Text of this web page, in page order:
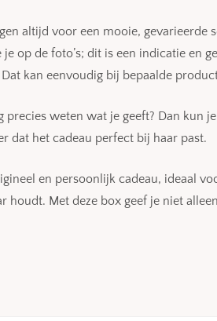
altijd voor een mooie,
op de foto’s; dit is een indicatie en
kan eenvoudig bij bepaalde
precies weten wat je geeft? Dan kun
dat het cadeau perfect bij haar past.
en persoonlijk cadeau, ideaal
houdt. Met deze box geef je niet